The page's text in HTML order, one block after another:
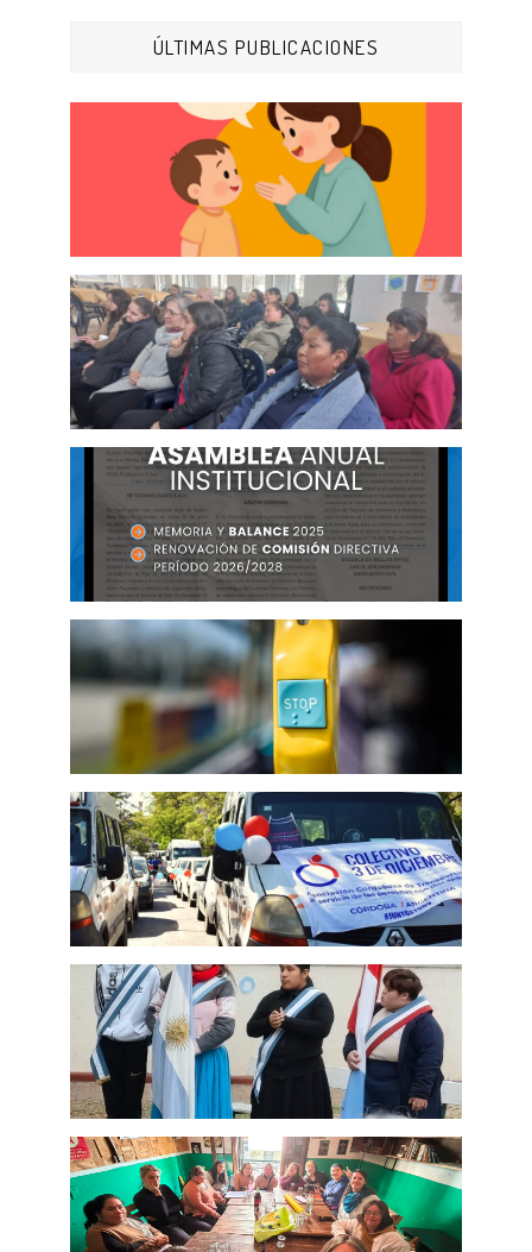
ÚLTIMAS PUBLICACIONES